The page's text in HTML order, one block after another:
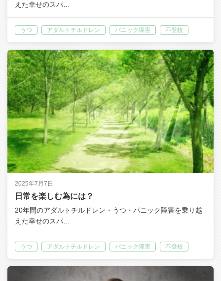
えた幸せのスパ…
うつ アダルトチルドレン パニック障害 不登校
2025年7月7日
日常を楽しむ為には？
20年間のアダルトチルドレン・うつ・パニック障害を乗り越
えた幸せのスパ…
うつ アダルトチルドレン パニック障害 不登校